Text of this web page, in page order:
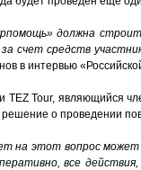
должна
счет средств
в интервью
TEZ Tour, являющийся
о проведении
на этот вопрос
все